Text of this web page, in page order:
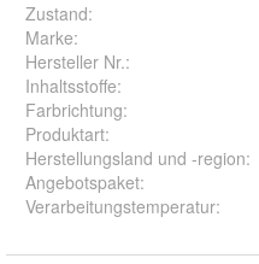
Zustand:
Marke:
Hersteller Nr.:
Inhaltsstoffe:
Farbrichtung:
Produktart:
Herstellungsland und -region:
Angebotspaket:
Verarbeitungstemperatur: